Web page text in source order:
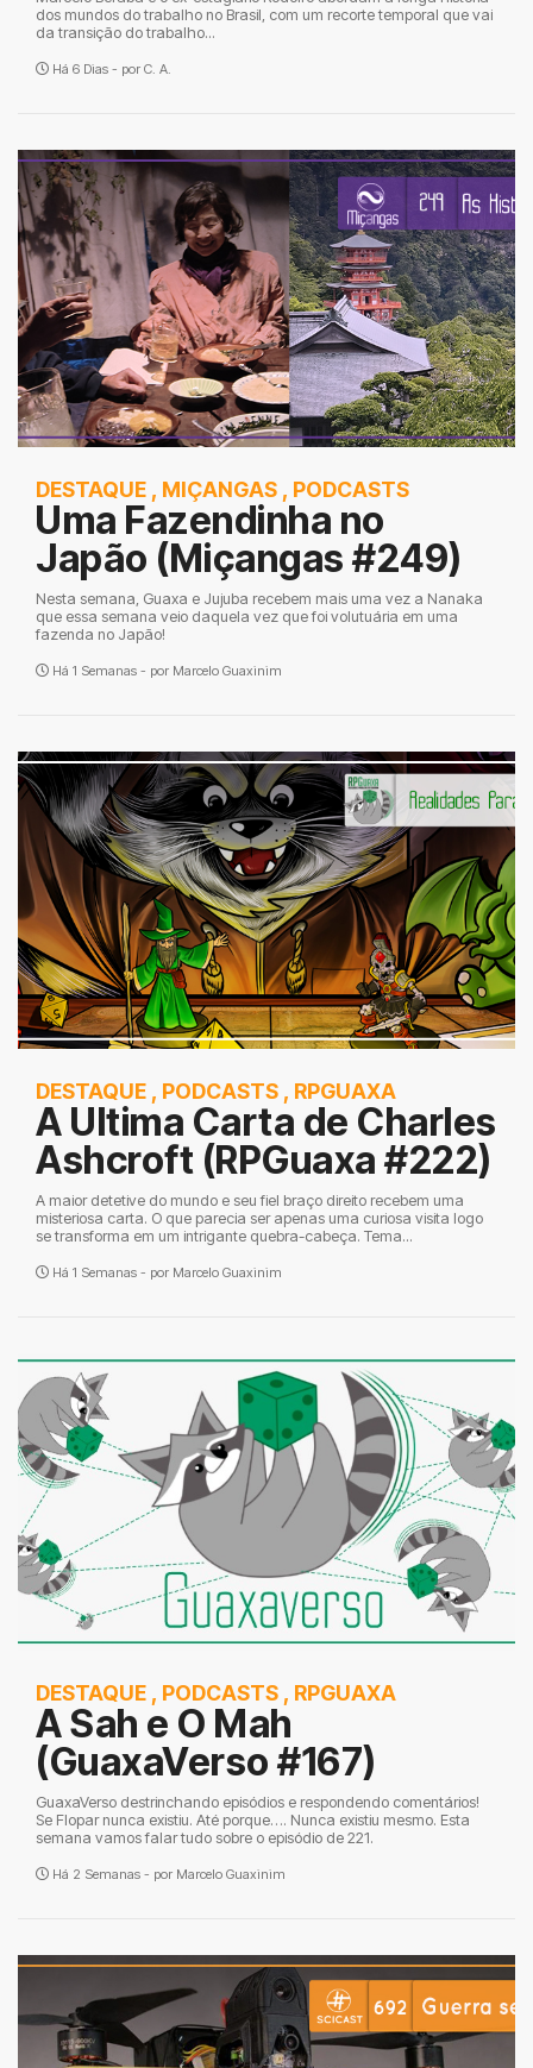
dos mundos do trabalho no Brasil, com um recorte temporal que vai
da transição do trabalho...
Há 6 Dias - por C. A.
DESTAQUE , MIÇANGAS , PODCASTS
Uma Fazendinha no
Japão (Miçangas #249)
Nesta semana, Guaxa e Jujuba recebem mais uma vez a Nanaka
que essa semana veio daquela vez que foi volutuária em uma
fazenda no Japão!
Há 1 Semanas - por Marcelo Guaxinim
DESTAQUE , PODCASTS , RPGUAXA
A Ultima Carta de Charles
Ashcroft (RPGuaxa #222)
A maior detetive do mundo e seu fiel braço direito recebem uma
misteriosa carta. O que parecia ser apenas uma curiosa visita logo
se transforma em um intrigante quebra-cabeça. Tema...
Há 1 Semanas - por Marcelo Guaxinim
DESTAQUE , PODCASTS , RPGUAXA
A Sah e O Mah
(GuaxaVerso #167)
GuaxaVerso destrinchando episódios e respondendo comentários!
Se Flopar nunca existiu. Até porque…. Nunca existiu mesmo. Esta
semana vamos falar tudo sobre o episódio de 221.
Há 2 Semanas - por Marcelo Guaxinim